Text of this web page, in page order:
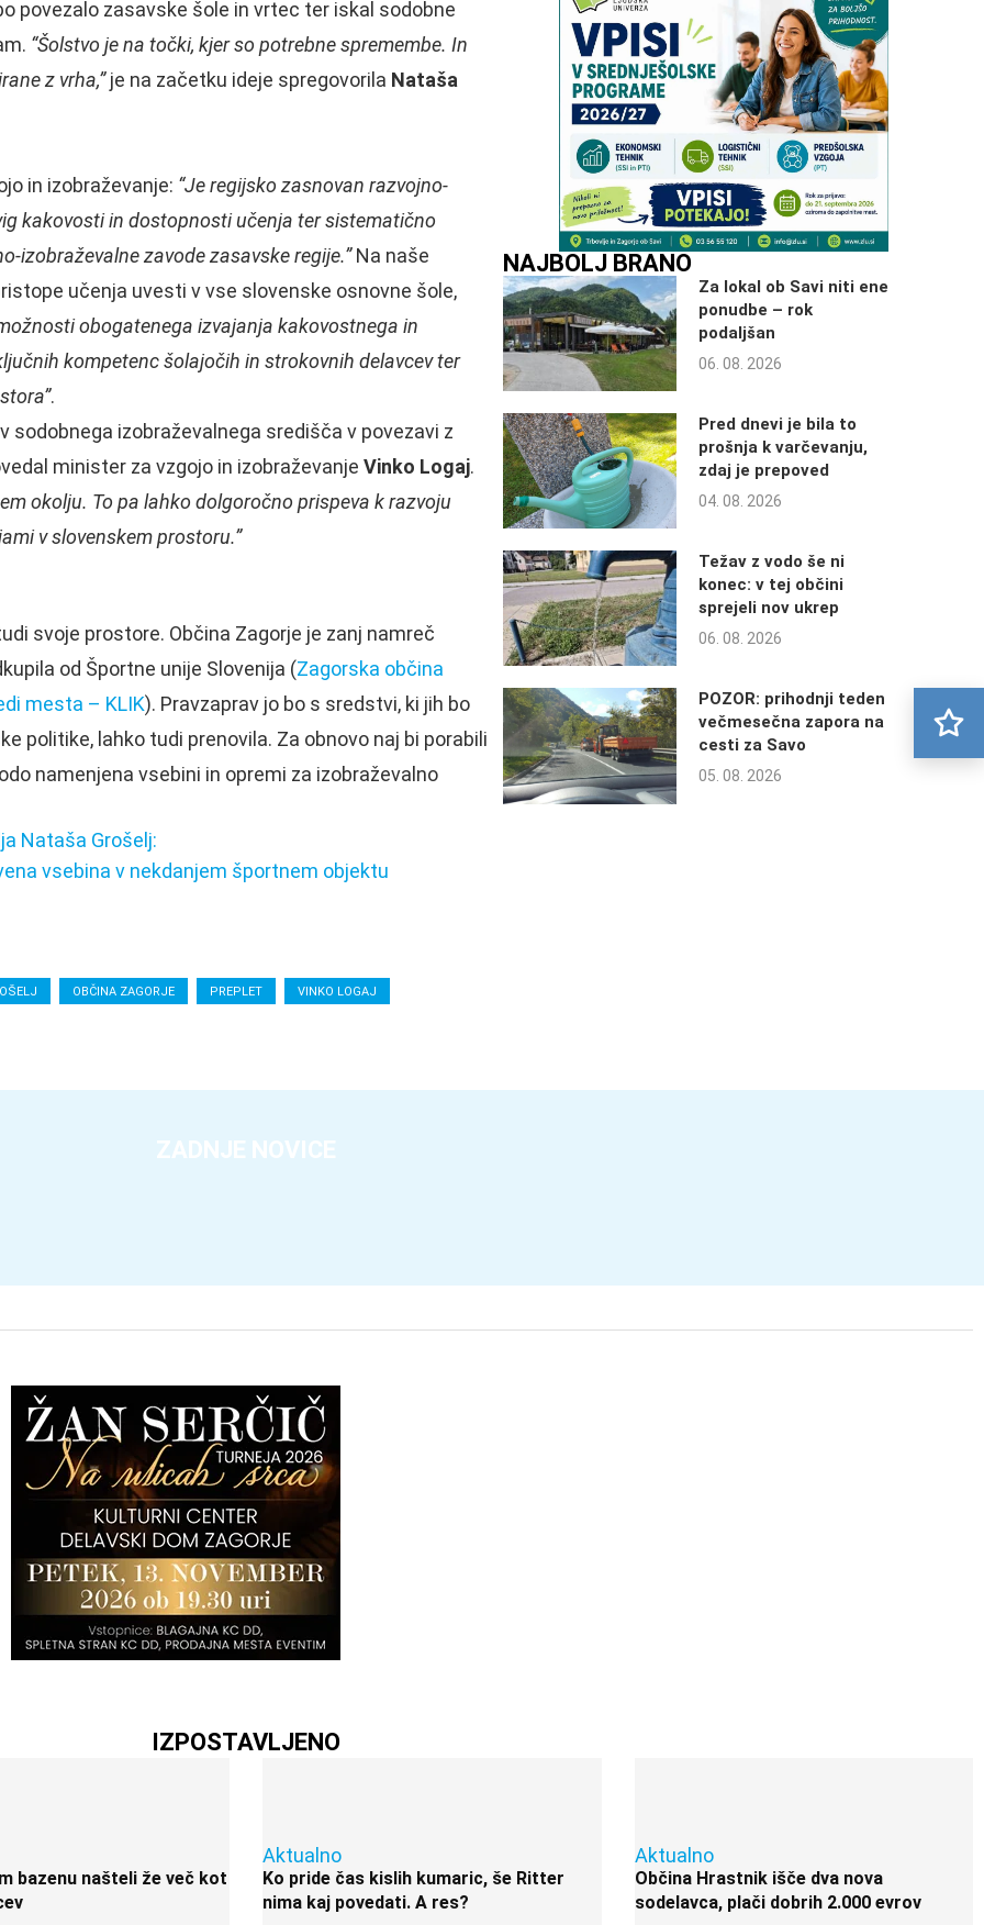
povezalo zasavske šole in vrtec ter iskal sodobne
“Šolstvo je na točki, kjer so potrebne spremembe. In
z vrha,”je na začetku ideje spregovorila Nataša
in izobraževanje: “Je regijsko zasnovan razvojno-
kakovosti in dostopnosti učenja ter sistematično
izobraževalne zavode zasavske regije.”Na naše
učenja uvesti v vse slovenske osnovne šole,
obogatenega izvajanja kakovostnega in
kompetenc šolajočih in strokovnih delavcev ter
.
izobraževalnega središča v povezavi z
minister za vzgojo in izobraževanje Vinko Logaj.
okolju. To pa lahko dolgoročno prispeva k razvoju
v slovenskem prostoru.”
svoje prostore. Občina Zagorje je zanj namreč
od Športne unije Slovenija (Zagorska občina
mesta – KLIK). Pravzaprav jo bo s sredstvi, ki jih bo
politike, lahko tudi prenovila. Za obnovo naj bi porabili
namenjena vsebini in opremi za izobraževalno
Nataša Grošelj:
vsebina v nekdanjem športnem objektu
OBČINA ZAGORJE PREPLET VINKO LOGAJ
NAJBOLJ BRANO
Za lokal ob Savi niti ene
ponudbe – rok
podaljšan
06. 08. 2026
Pred dnevi je bila to
prošnja k varčevanju,
zdaj je prepoved
04. 08. 2026
Težav z vodo še ni
konec: v tej občini
sprejeli nov ukrep
06. 08. 2026
POZOR: prihodnji teden
večmesečna zapora na
cesti za Savo
05. 08. 2026
ZADNJE NOVICE
IZPOSTAVLJENO
bazenu našteli že več kot
Aktualno
Ko pride čas kislih kumaric, še Ritter
nima kaj povedati. A res?
Aktualno
Občina Hrastnik išče dva nova
sodelavca, plači dobrih 2.000 evrov